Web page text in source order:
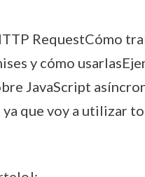
Request​​​​​Cómo
​y cómo
JavaScript
que voy a utilizar